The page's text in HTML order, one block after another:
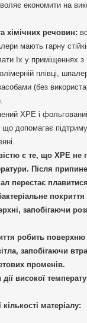
економити на
хімічних речовин:
мають гарну
їх у приміщеннях
плівці,
(без
ХРЕ і
що допомагає
є те, що ХРЕ не
Після
перестає
запобігаючи
робить
запобігаючи
променів.
дії високої
матеріалу: